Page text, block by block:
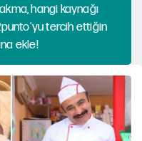
hangi kaynağı
tercih ettiğin
ekle!